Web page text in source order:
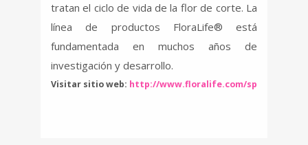
tratan el ciclo de vida de la flor de corte. La
línea de productos FloraLife® está
fundamentada en muchos años de
investigación y desarrollo.
Visitar sitio web: http://www.floralife.com/sp